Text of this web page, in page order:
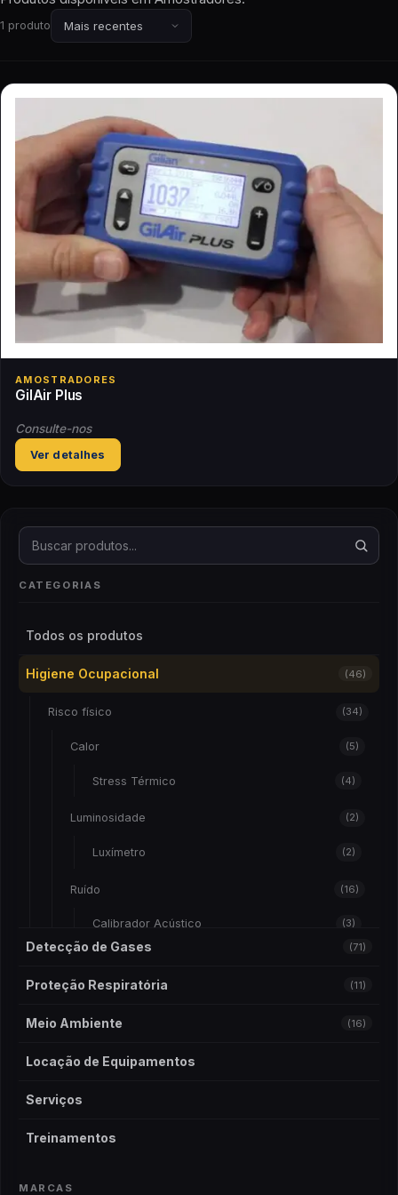
Buscar produtos
CATEGORIAS
Todos os produtos
Higiene Ocupacional (46)
Risco físico (34)
Calor (5)
Stress Térmico (4)
Luminosidade (2)
Luxímetro (2)
Ruído (16)
Calibrador Acústico (3)
Dosímetro de Ruído (4)
Sonometro (9)
Vibração (9)
Medidor de Vibração
Risco Químico (10)
Amostradores (1)
Etilômetro
Detecção de Gases (71)
Proteção Respiratória (11)
Meio Ambiente (16)
Locação de Equipamentos
Serviços
Treinamentos
MARCAS
1 produto
AMOSTRADORES
GilAir Plus
Consulte-nos
Ver detalhes